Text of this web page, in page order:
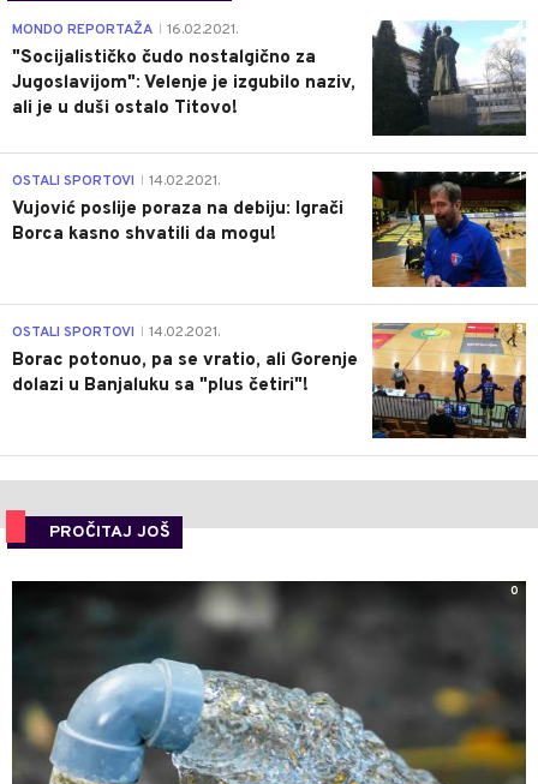
4
MONDO REPORTAŽA 16.02.2021.
"Socijalističko čudo nostalgično za
Jugoslavijom": Velenje je izgubilo naziv,
ali je u duši ostalo Titovo!
1
OSTALI SPORTOVI 14.02.2021.
Vujović poslije poraza na debiju: Igrači
Borca kasno shvatili da mogu!
3
OSTALI SPORTOVI 14.02.2021.
Borac potonuo, pa se vratio, ali Gorenje
dolazi u Banjaluku sa "plus četiri"!
PROČITAJ JOŠ
0